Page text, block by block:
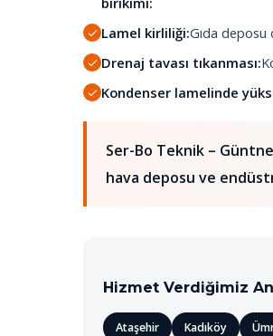
Lamel kirliliği:Gıda deposu
Drenaj tavası tıkanması:
Kondenser lamelinde
Ser-Bo Teknik –
hava deposu ve
Hizmet Verdiğimiz
Ataşehir Kadıköy